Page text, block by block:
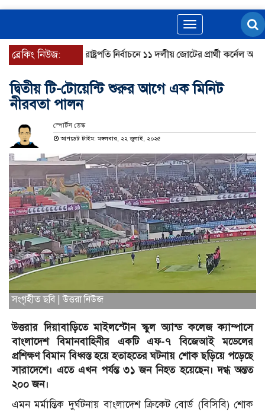
Toggle
navigation
ব্রেকিং নিউজ: রাষ্ট্রপতি নির্বাচনে ১১ দলীয় জোটের প্রার্থী কর্নেল অলি
দ্বিতীয় টি-টোয়েন্টি শুরুর আগে এক মিনিট
নীরবতা পালন
স্পোর্টস ডেস্ক
আপডেট টাইম: মঙ্গলবার, ২২ জুলাই, ২০২৫
সংগৃহীত ছবি | উত্তরা নিউজ
উত্তরার দিয়াবাড়িতে মাইলস্টোন স্কুল অ্যান্ড কলেজ ক্যাম্পাসে
বাংলাদেশ বিমানবাহিনীর একটি এফ-৭ বিজেআই মডেলের
প্রশিক্ষণ বিমান বিধ্বস্ত হয়ে হতাহতের ঘটনায় শোক ছড়িয়ে পড়েছে
সারাদেশে। এতে এখন পর্যন্ত ৩১ জন নিহত হয়েছেন। দগ্ধ অন্তত
২০০ জন।
এমন মর্মান্তিক দুর্ঘটনায় বাংলাদেশ ক্রিকেট বোর্ড (বিসিবি) শোক